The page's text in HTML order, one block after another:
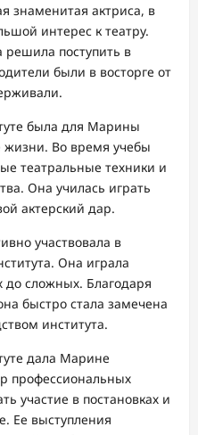
знаменитая актриса, в
интерес к театру.
поступить в
были в восторге от
была для Марины
Во время учебы
театральные техники и
Она училась играть
актерский дар.
участвовала в
Она играла
до сложных. Благодаря
быстро стала замечена
института.
дала Марине
профессиональных
участие в постановках и
Ее выступления